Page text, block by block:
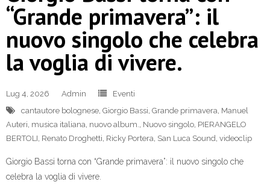
“Grande primavera”: il
nuovo singolo che celebra
la voglia di vivere.
Lug 4, 2026 Admin
Eventi
cantautore bolognese Giorgio Bassi Grande primavera Manuel
Auteri musica italiana nuovo album. Nuovo singolo PIERANGELO
BERTOLI Renato Droghetti Ricky Portera San Luca Sound videoclip
Giorgio Bassi torna con “Grande primavera”: il nuovo singolo che
celebra la voglia di vivere.